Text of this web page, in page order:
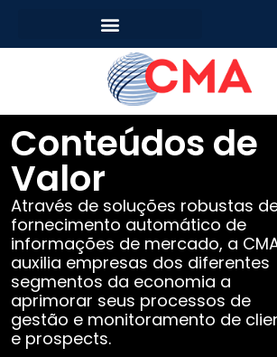
Conteúdos de
Valor
Através de soluções robustas
fornecimento automático de
informações de mercado, a
auxilia empresas dos diferentes
segmentos da economia a
aprimorar seus processos de
gestão e monitoramento de
e prospects.